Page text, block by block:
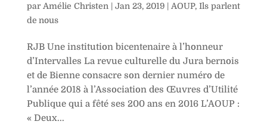
par Amélie Christen | Jan 23, 2019 | AOUP,Ils parlent
de nous
RJB Une institution bicentenaire à l’honneur
d’Intervalles La revue culturelle du Jura bernois
et de Bienne consacre son dernier numéro de
l’année 2018 à l’Association des Œuvres d’Utilité
Publique qui a fêté ses 200 ans en 2016 L’AOUP :
« Deux...